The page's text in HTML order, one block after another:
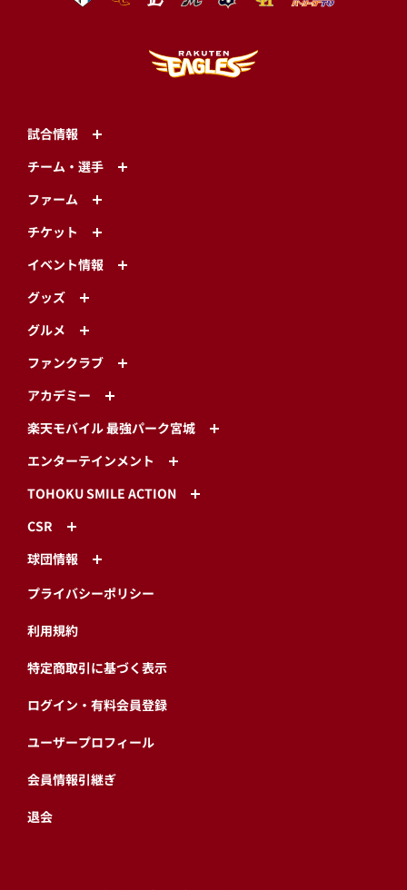
試合情報
チーム・選手
ファーム
チケット
イベント情報
グッズ
グルメ
ファンクラブ
アカデミー
楽天モバイル 最強パーク宮城
エンターテインメント
TOHOKU SMILE ACTION
CSR
球団情報
プライバシーポリシー
利用規約
特定商取引に基づく表示
ログイン・有料会員登録
ユーザープロフィール
会員情報引継ぎ
退会